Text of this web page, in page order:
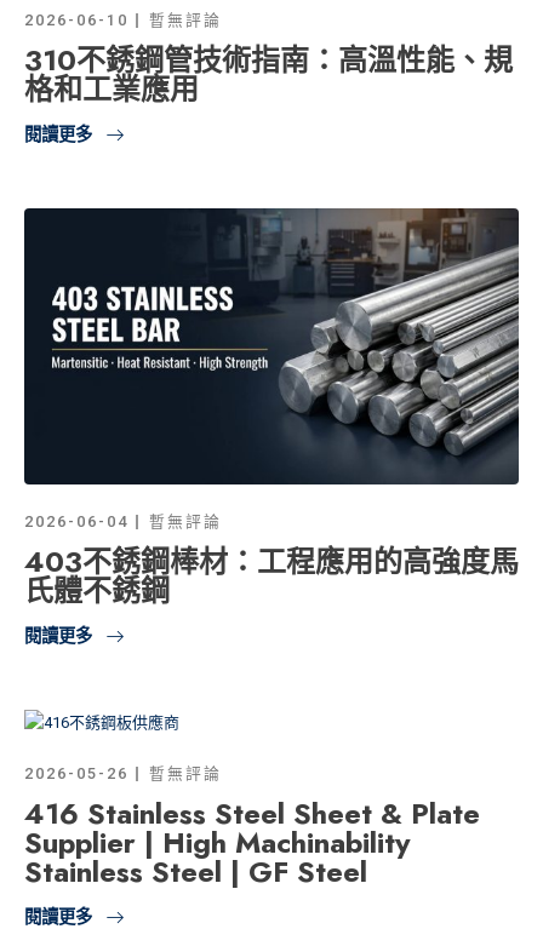
2026-06-10 暫無評論
310不銹鋼管技術指南：高溫性能、規
格和工業應用
閱讀更多
2026-06-04 暫無評論
403不銹鋼棒材：工程應用的高強度馬
氏體不銹鋼
閱讀更多
2026-05-26 暫無評論
416 Stainless Steel Sheet & Plate
Supplier | High Machinability
Stainless Steel | GF Steel
閱讀更多